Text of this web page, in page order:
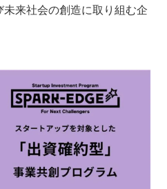
来社会の創造に取り組む企